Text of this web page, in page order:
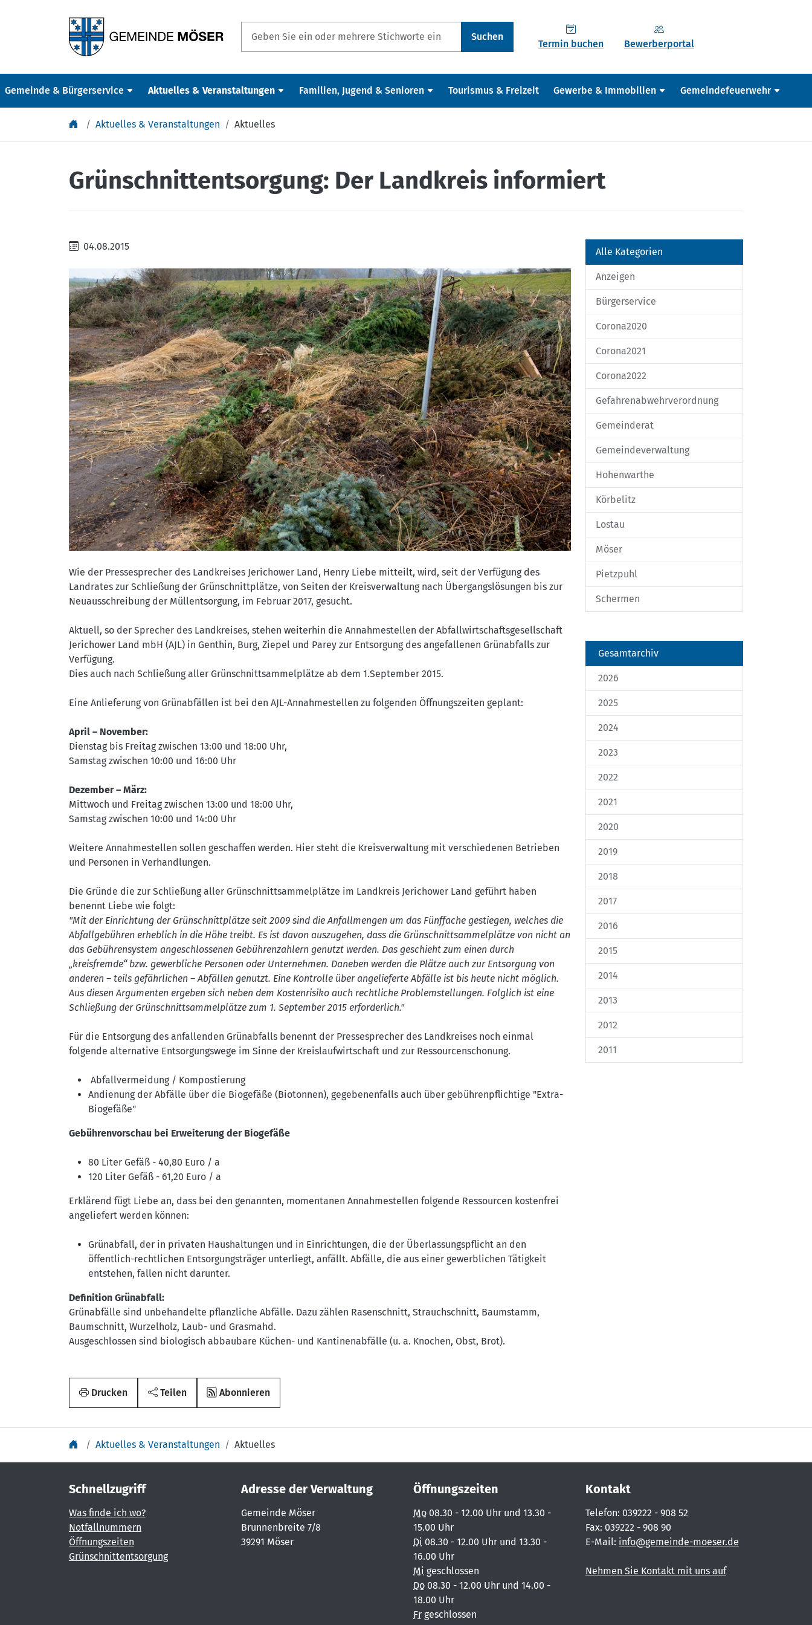
Suchen
Termin buchen Bewerberportal
Gemeinde & Bürgerservice Aktuelles & Veranstaltungen Familien, Jugend & Senioren Tourismus & Freizeit Gewerbe & Immobilien Gemeindefeuerwehr
Aktuelles & Veranstaltungen Aktuelles
Grünschnittentsorgung: Der Landkreis informiert
04.08.2015
Wie der Pressesprecher des Landkreises Jerichower Land, Henry Liebe mitteilt, wird, seit der Verfügung des
Landrates zur Schließung der Grünschnittplätze, von Seiten der Kreisverwaltung nach Übergangslösungen bis zur
Neuausschreibung der Müllentsorgung, im Februar 2017, gesucht.
Aktuell, so der Sprecher des Landkreises, stehen weiterhin die Annahmestellen der Abfallwirtschaftsgesellschaft
Jerichower Land mbH (AJL) in Genthin, Burg, Ziepel und Parey zur Entsorgung des angefallenen Grünabfalls zur
Verfügung.
Dies auch nach Schließung aller Grünschnittsammelplätze ab dem 1.September 2015.
Eine Anlieferung von Grünabfällen ist bei den AJL-Annahmestellen zu folgenden Öffnungszeiten geplant:
April – November:
Dienstag bis Freitag zwischen 13:00 und 18:00 Uhr,
Samstag zwischen 10:00 und 16:00 Uhr
Dezember – März:
Mittwoch und Freitag zwischen 13:00 und 18:00 Uhr,
Samstag zwischen 10:00 und 14:00 Uhr
Weitere Annahmestellen sollen geschaffen werden. Hier steht die Kreisverwaltung mit verschiedenen Betrieben
und Personen in Verhandlungen.
Die Gründe die zur Schließung aller Grünschnittsammelplätze im Landkreis Jerichower Land geführt haben
benennt Liebe wie folgt:
"Mit der Einrichtung der Grünschnittplätze seit 2009 sind die Anfallmengen um das Fünffache gestiegen, welches die
Abfallgebühren erheblich in die Höhe treibt. Es ist davon auszugehen, dass die Grünschnittsammelplätze von nicht an
das Gebührensystem angeschlossenen Gebührenzahlern genutzt werden. Das geschieht zum einen durch
„kreisfremde“ bzw. gewerbliche Personen oder Unternehmen. Daneben werden die Plätze auch zur Entsorgung von
anderen – teils gefährlichen – Abfällen genutzt. Eine Kontrolle über angelieferte Abfälle ist bis heute nicht möglich.
Aus diesen Argumenten ergeben sich neben dem Kostenrisiko auch rechtliche Problemstellungen. Folglich ist eine
Schließung der Grünschnittsammelplätze zum 1. September 2015 erforderlich."
Für die Entsorgung des anfallenden Grünabfalls benennt der Pressesprecher des Landkreises noch einmal
folgende alternative Entsorgungswege im Sinne der Kreislaufwirtschaft und zur Ressourcenschonung.
Abfallvermeidung / Kompostierung
Andienung der Abfälle über die Biogefäße (Biotonnen), gegebenenfalls auch über gebührenpflichtige "Extra-
Biogefäße"
Gebührenvorschau bei Erweiterung der Biogefäße
80 Liter Gefäß - 40,80 Euro / a
120 Liter Gefäß - 61,20 Euro / a
Erklärend fügt Liebe an, dass bei den genannten, momentanen Annahmestellen folgende Ressourcen kostenfrei
angeliefert werden können:
Grünabfall, der in privaten Haushaltungen und in Einrichtungen, die der Überlassungspflicht an den
öffentlich-rechtlichen Entsorgungsträger unterliegt, anfällt. Abfälle, die aus einer gewerblichen Tätigkeit
entstehen, fallen nicht darunter.
Definition Grünabfall:
Grünabfälle sind unbehandelte pflanzliche Abfälle. Dazu zählen Rasenschnitt, Strauchschnitt, Baumstamm,
Baumschnitt, Wurzelholz, Laub- und Grasmahd.
Ausgeschlossen sind biologisch abbaubare Küchen- und Kantinenabfälle (u. a. Knochen, Obst, Brot).
Drucken Teilen Abonnieren
Alle Kategorien
Anzeigen
Bürgerservice
Corona2020
Corona2021
Corona2022
Gefahrenabwehrverordnung
Gemeinderat
Gemeindeverwaltung
Hohenwarthe
Körbelitz
Lostau
Möser
Pietzpuhl
Schermen
Gesamtarchiv
2026
2025
2024
2023
2022
2021
2020
2019
2018
2017
2016
2015
2014
2013
2012
2011
Aktuelles & Veranstaltungen Aktuelles
Schnellzugriff
Was finde ich wo?
Notfallnummern
Öffnungszeiten
Grünschnittentsorgung
Adresse der Verwaltung
Gemeinde Möser
Brunnenbreite 7/8
39291 Möser
Öffnungszeiten
Mo 08.30 - 12.00 Uhr und 13.30 -
15.00 Uhr
Di 08.30 - 12.00 Uhr und 13.30 -
16.00 Uhr
Mi geschlossen
Do 08.30 - 12.00 Uhr und 14.00 -
18.00 Uhr
Fr geschlossen
Kontakt
Telefon: 039222 - 908 52
Fax: 039222 - 908 90
E-Mail: info@gemeinde-moeser.de
Nehmen Sie Kontakt mit uns auf